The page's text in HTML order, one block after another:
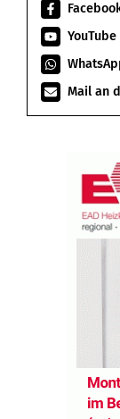
YouTube
Mail an